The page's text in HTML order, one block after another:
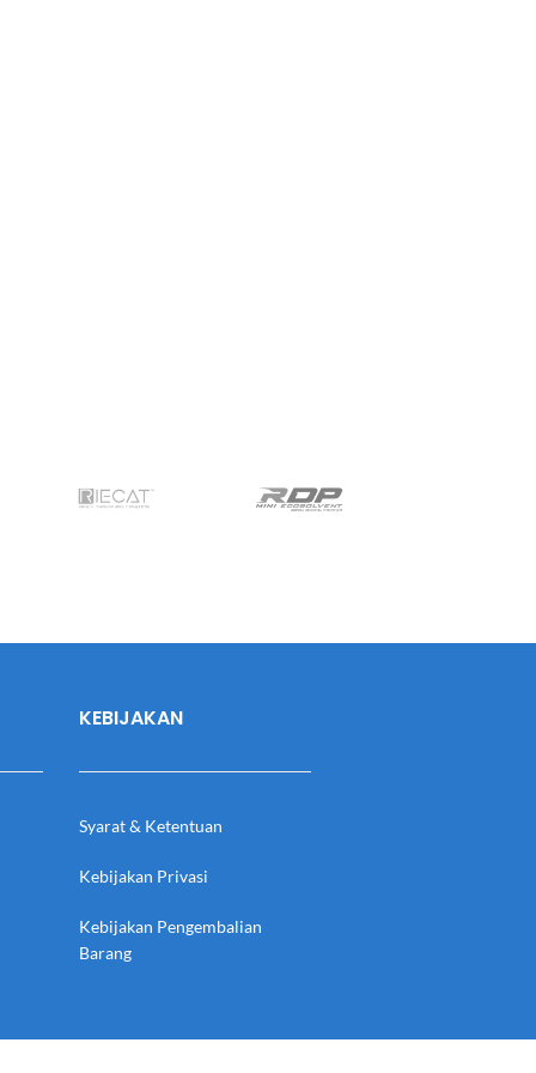
KEBIJAKAN
Syarat & Ketentuan
Kebijakan Privasi
Kebijakan Pengembalian
Barang